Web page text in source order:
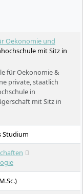
Oekonomie und
mit Sitz in
für Oekonomie &
private, staatlich
in
mit Sitz in
vor allem an
und dual
verbindet
ein
zahlreiche
Digitales Live-
Studium